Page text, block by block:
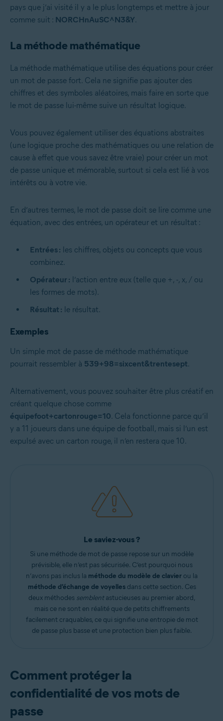
pays que j’ai visité il y a le plus longtemps et mettre à jour
comme suit : NORCHnAuSC^N3&Y.
La méthode mathématique
La méthode mathématique utilise des équations pour créer
un mot de passe fort. Cela ne signifie pas ajouter des
chiffres et des symboles aléatoires, mais faire en sorte que
le mot de passe lui-même suive un résultat logique.
Vous pouvez également utiliser des équations abstraites
(une logique proche des mathématiques ou une relation de
cause à effet que vous savez être vraie) pour créer un mot
de passe unique et mémorable, surtout si cela est lié à vos
intérêts ou à votre vie.
En d’autres termes, le mot de passe doit se lire comme une
équation, avec des entrées, un opérateur et un résultat :
Entrées : les chiffres, objets ou concepts que vous
combinez.
Opérateur : l’action entre eux (telle que +, -, x, / ou
les formes de mots).
Résultat : le résultat.
Exemples
Un simple mot de passe de méthode mathématique
pourrait ressembler à 539+98=sixcent&trentesept.
Alternativement, vous pouvez souhaiter être plus créatif en
créant quelque chose comme
équipefoot+cartonrouge=10. Cela fonctionne parce qu’il
y a 11 joueurs dans une équipe de football, mais si l’un est
expulsé avec un carton rouge, il n’en restera que 10.
Le saviez-vous ?
Si une méthode de mot de passe repose sur un modèle
prévisible, elle n’est pas sécurisée. C’est pourquoi nous
n’avons pas inclus la méthode du modèle de clavier ou la
méthode d’échange de voyellesdans cette section. Ces
deux méthodes semblentastucieuses au premier abord,
mais ce ne sont en réalité que de petits chiffrements
facilement craquables, ce qui signifie une entropie de mot
de passe plus basse et une protection bien plus faible.
Comment protéger la
confidentialité de vos mots de
passe